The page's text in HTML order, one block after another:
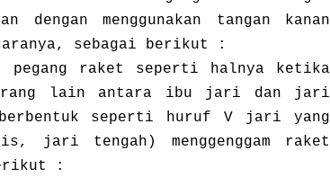
menggunakan tangan kanan
sebagai berikut :
pegang raket seperti halnya ketika
lain antara ibu jari dan jari
seperti huruf V jari yang
jari tengah) menggenggam raket
: